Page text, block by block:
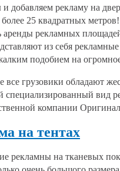
и добавляем рекламу на
более 25 квадратных
аренды рекламных
из себя
подобием на
все грузовики обладают
специализированный вид
компании
на тентах
рекламны на тканевых